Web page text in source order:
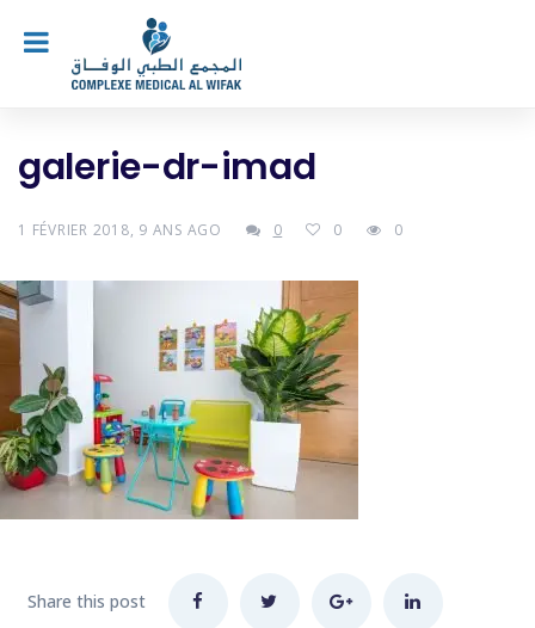
galerie-dr-imad
1 FÉVRIER 2018, 9 ANS AGO 0 0 0
Share this post